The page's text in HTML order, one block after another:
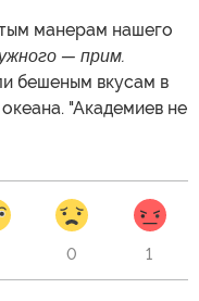
манерам нашего
— прим.
бешеным вкусам в
"Академиев не
0 1